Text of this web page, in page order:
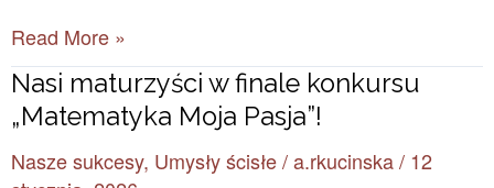
Read More »
Nasi maturzyści w finale konkursu
„Matematyka Moja Pasja”!
Nasze sukcesy, Umysły ścisłe/a.rkucinska/ 12
Nasi
maturzyści
w
finale